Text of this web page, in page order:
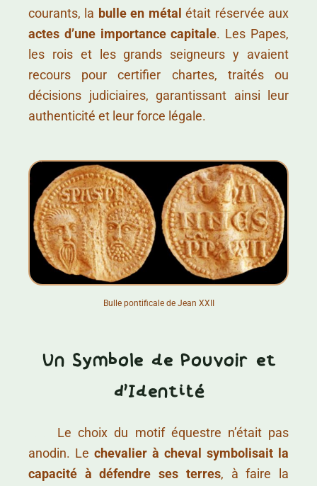
courants, la bulle en métal était réservée aux
actes d’une importance capitale. Les Papes,
les rois et les grands seigneurs y avaient
recours pour certifier chartes, traités ou
décisions judiciaires, garantissant ainsi leur
authenticité et leur force légale.
Bulle pontificale de Jean XXII
Un Symbole de Pouvoir et
d'Identité
Le choix du motif équestre n’était pas
anodin. Le chevalier à cheval symbolisait la
capacité à défendre ses terres, à faire la